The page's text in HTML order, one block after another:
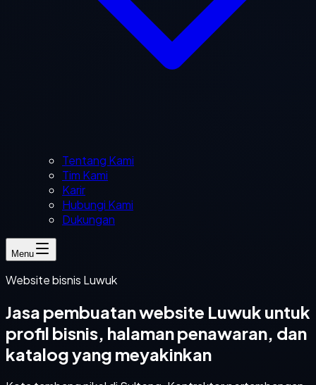
Tentang Kami
Tim Kami
Karir
Hubungi Kami
Dukungan
Menu
Website bisnis Luwuk
Jasa pembuatan website Luwuk untuk
profil bisnis, halaman penawaran, dan
katalog yang meyakinkan